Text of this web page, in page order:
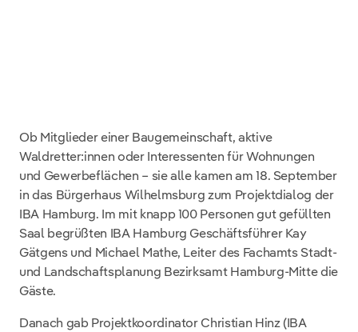
Ob Mitglieder einer Baugemeinschaft, aktive
Waldretter:innen oder Interessenten für Wohnungen
und Gewerbeflächen – sie alle kamen am 18. September
in das Bürgerhaus Wilhelmsburg zum Projektdialog der
IBA Hamburg. Im mit knapp 100 Personen gut gefüllten
Saal begrüßten IBA Hamburg Geschäftsführer Kay
Gätgens und Michael Mathe, Leiter des Fachamts Stadt-
und Landschaftsplanung Bezirksamt Hamburg-Mitte die
Gäste.
Danach gab Projektkoordinator Christian Hinz (IBA